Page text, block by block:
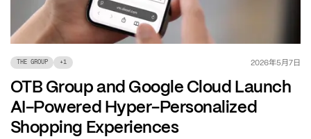
THE GROUP +1 2026年5月7日
OTB Group and Google Cloud Launch
AI-Powered Hyper-Personalized
Shopping Experiences